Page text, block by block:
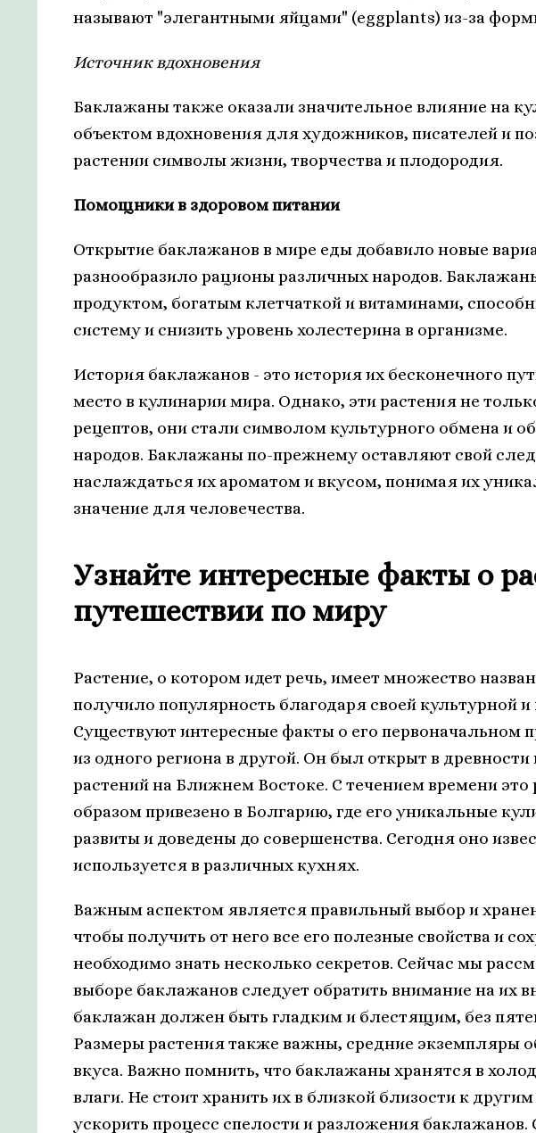
называют "элегантными яйцами" (eggplants) из-за
Источник вдохновения
Баклажаны также оказали значительное влияние на
объектом вдохновения для художников, писателей и
растении символы жизни, творчества и плодородия.
Помощники в здоровом питании
Открытие баклажанов в мире еды добавило новые
разнообразило рационы различных народов.
продуктом, богатым клетчаткой и витаминами,
систему и снизить уровень холестерина в организме.
История баклажанов - это история их бесконечного
место в кулинарии мира. Однако, эти растения не
рецептов, они стали символом культурного обмена и
народов. Баклажаны по-прежнему оставляют свой
наслаждаться их ароматом и вкусом, понимая их
значение для человечества.
Узнайте интересные факты о
путешествии по миру
Растение, о котором идет речь, имеет множество
получило популярность благодаря своей культурной
Существуют интересные факты о его первоначальном
из одного региона в другой. Он был открыт в
растений на Ближнем Востоке. С течением времени
образом привезено в Болгарию, где его уникальные
развиты и доведены до совершенства. Сегодня оно
используется в различных кухнях.
Важным аспектом является правильный выбор и
чтобы получить от него все его полезные свойства и
необходимо знать несколько секретов. Сейчас мы
выборе баклажанов следует обратить внимание на их
баклажан должен быть гладким и блестящим, без
Размеры растения также важны, средние экземпляры
вкуса. Важно помнить, что баклажаны хранятся в
влаги. Не стоит хранить их в близкой близости к
ускорить процесс спелости и разложения